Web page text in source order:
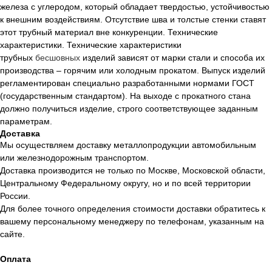
железа с углеродом, который обладает твердостью, устойчивостью
к внешним воздействиям. Отсутствие шва и толстые стенки ставят
этот трубный материал вне конкуренции. Технические
характеристики. Технические характеристики
трубных бесшовных изделий зависят от марки стали и способа их
производства – горячим или холодным прокатом. Выпуск изделий
регламентирован специально разработанными нормами ГОСТ
(государственным стандартом). На выходе с прокатного стана
должно получиться изделие, строго соответствующее заданным
параметрам.
Доставка
Мы осуществляем доставку металлопродукции автомобильным
или железнодорожным транспортом.
Доставка производится не только по Москве, Московской области,
Центральному Федеральному округу, но и по всей территории
России.
Для более точного определения стоимости доставки обратитесь к
вашему персональному менеджеру по телефонам, указанным на
сайте.
Оплата